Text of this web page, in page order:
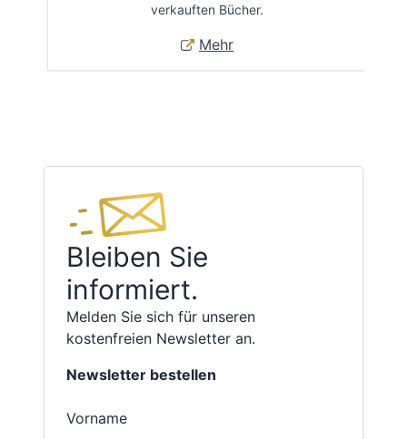
verkauften Bücher.
Mehr
Bleiben Sie
informiert.
Melden Sie sich für unseren
kostenfreien Newsletter an.